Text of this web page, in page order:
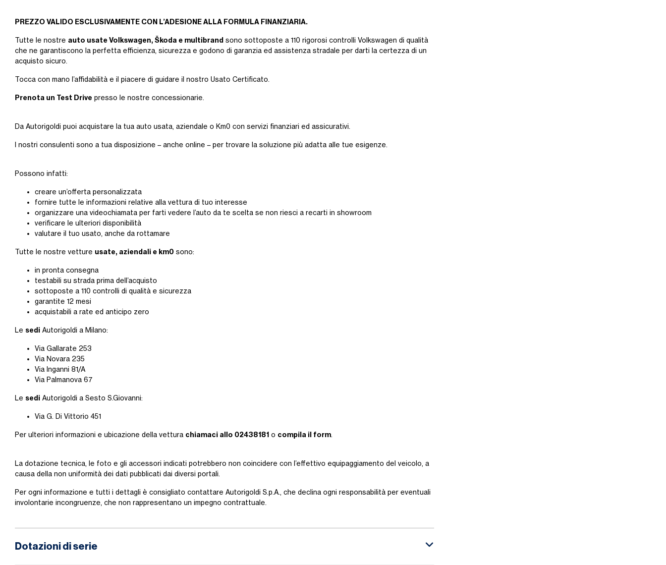
PREZZO VALIDO ESCLUSIVAMENTE CON L’ADESIONE ALLA FORMULA FINANZIARIA.
Tutte le nostre auto usate Volkswagen, Škoda e multibrand sono sottoposte a 110 rigorosi controlli Volkswagen di qualità
che ne garantiscono la perfetta efficienza, sicurezza e godono di garanzia ed assistenza stradale per darti la certezza di un
acquisto sicuro.
Tocca con mano l’affidabilità e il piacere di guidare il nostro Usato Certificato.
Prenota un Test Drive presso le nostre concessionarie.
Da Autorigoldi puoi acquistare la tua auto usata, aziendale o Km0 con servizi finanziari ed assicurativi.
I nostri consulenti sono a tua disposizione – anche online – per trovare la soluzione più adatta alle tue esigenze.
Possono infatti:
creare un’offerta personalizzata
fornire tutte le informazioni relative alla vettura di tuo interesse
organizzare una videochiamata per farti vedere l’auto da te scelta se non riesci a recarti in showroom
verificare le ulteriori disponibilità
valutare il tuo usato, anche da rottamare
Tutte le nostre vetture usate, aziendali e km0 sono:
in pronta consegna
testabili su strada prima dell’acquisto
sottoposte a 110 controlli di qualità e sicurezza
garantite 12 mesi
acquistabili a rate ed anticipo zero
Le sedi Autorigoldi a Milano:
Via Gallarate 253
Via Novara 235
Via Inganni 81/A
Via Palmanova 67
Le sedi Autorigoldi a Sesto S.Giovanni:
Via G. Di Vittorio 451
Per ulteriori informazioni e ubicazione della vettura chiamaci allo 02438181 o compila il form.
La dotazione tecnica, le foto e gli accessori indicati potrebbero non coincidere con l’effettivo equipaggiamento del veicolo, a
causa della non uniformità dei dati pubblicati dai diversi portali.
Per ogni informazione e tutti i dettagli è consigliato contattare Autorigoldi S.p.A., che declina ogni responsabilità per eventuali
involontarie incongruenze, che non rappresentano un impegno contrattuale.
Dotazioni di serie